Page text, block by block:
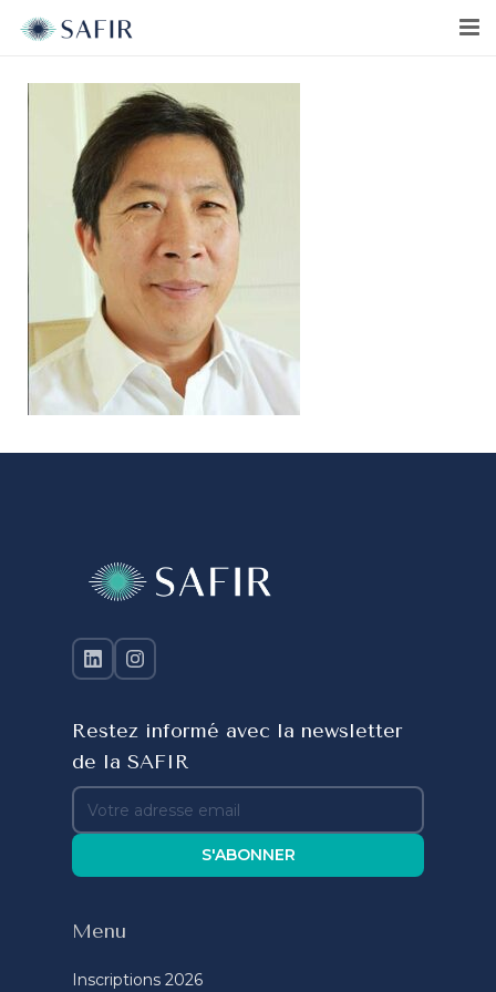
Restez informé avec la newsletter
de la SAFIR
S'ABONNER
Menu
Inscriptions 2026